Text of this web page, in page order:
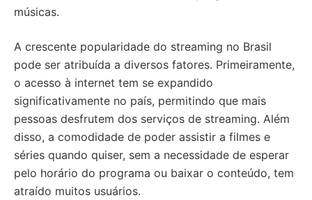
músicas.
A crescente popularidade do streaming no Brasil
pode ser atribuída a diversos fatores. Primeiramente,
o acesso à internet tem se expandido
significativamente no país, permitindo que mais
pessoas desfrutem dos serviços de streaming. Além
disso, a comodidade de poder assistir a filmes e
séries quando quiser, sem a necessidade de esperar
pelo horário do programa ou baixar o conteúdo, tem
atraído muitos usuários.